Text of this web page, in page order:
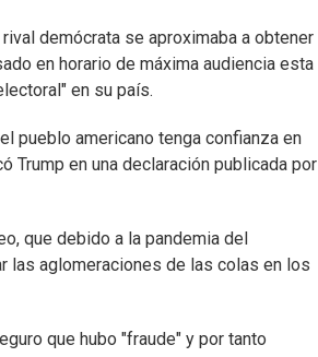
demócrata se aproximaba a obtener
en horario de máxima audiencia esta
en su país.
pueblo americano tenga confianza en
Trump en una declaración publicada por
que debido a la pandemia del
las aglomeraciones de las colas en los
que hubo "fraude" y por tanto